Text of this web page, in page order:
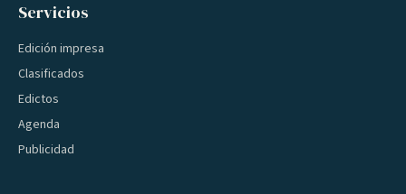
Servicios
Edición impresa
Clasificados
Edictos
Agenda
Publicidad